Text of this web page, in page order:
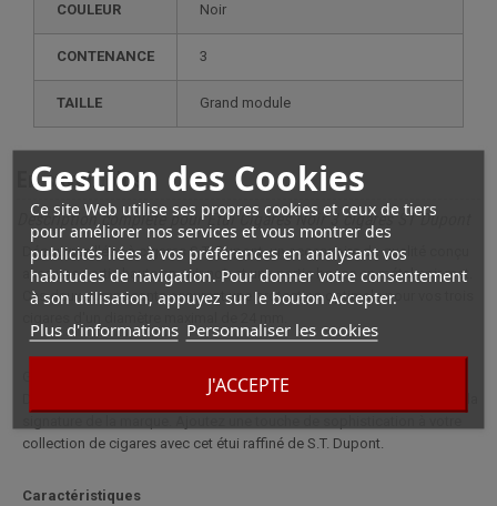
Gestion des Cookies
Ce site Web utilise ses propres cookies et ceux de tiers
pour améliorer nos services et vous montrer des
publicités liées à vos préférences en analysant vos
habitudes de navigation. Pour donner votre consentement
à son utilisation, appuyez sur le bouton Accepter.
Plus d'informations Personnaliser les cookies
J'ACCEPTE
COULEUR Noir
CONTENANCE 3
TAILLE grand module
En savoir plus
Description complète pour Etui Cigares Noir 3 cigares ST Dupont
Découvrez l'étui à cigares S.T. Dupont, un accessoire de qualité conçu
avec une partie haute en cuir noir et une partie basse en métal noir mat.
Ces deux composants assurent une protection optimale pour vos trois
Glissez vos cigares à l'intérieur en toute sécurité. Cet étui cigare S.T.
Dupont vous sera livré dans son élégant écrin noir, arborant fièrement la
collection de cigares avec cet étui raffiné de S.T. Dupont.
Caractéristiques